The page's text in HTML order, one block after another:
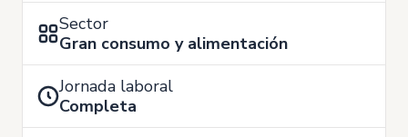
Sector
Gran consumo y alimentación
Jornada laboral
Completa